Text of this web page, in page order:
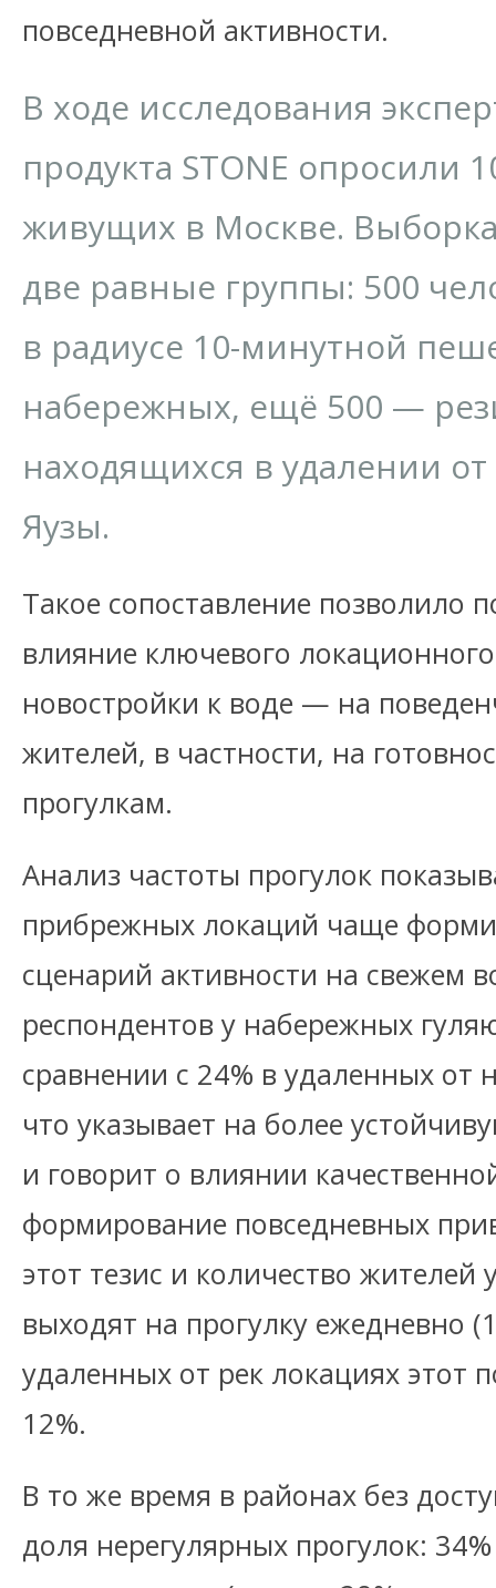
повседневной активности.
В ходе исследования
продукта STONE опросили
живущих в Москве.
две равные группы: 500
в радиусе 10-минутной
набережных, ещё 500 —
находящихся в удалении
Яузы.
Такое сопоставление позволило
влияние ключевого
новостройки к воде — на
жителей, в частности, на
прогулкам.
Анализ частоты прогулок
прибрежных локаций чаще
сценарий активности на свежем
респондентов у набережных
сравнении с 24% в удаленных от
что указывает на более
и говорит о влиянии
формирование повседневных
этот тезис и количество жителей
выходят на прогулку ежедневно
удаленных от рек локациях этот
12%.
В то же время в районах без
доля нерегулярных прогулок: